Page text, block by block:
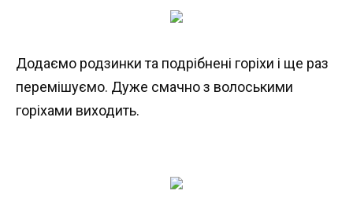
Додаємо родзинки та подрібнені горіхи і ще раз
перемішуємо. Дуже смачно з волоськими
горіхами виходить.